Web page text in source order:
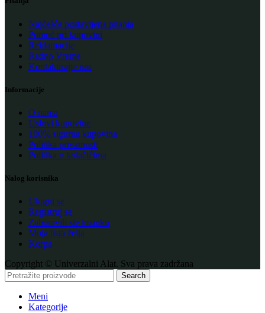
Najčešće postavljena pitanja
Pomoć pri kupovini
Reklamacije
Radno Vreme
Kontaktirajte nas
Informacije
O nama
Uslovi kupovine
100% sigurna kupovina
Politika privatnosti
Politika o kolačićima
Nalog korisnika
Uloguj se
Registruj se
Zaboravili ste lozinku
Moja lista želja
Korpa
Copyright © Univerzalni Alat. Sva prava zadržana
Search
Meni
Kategorije